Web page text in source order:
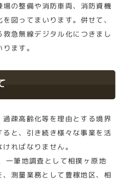
の整備や消防車両、消防資機
図ってまいります。併せて、
急無線デジタル化につきまし
ます。
疎高齢化等を理由とする境界
と、引き続き様々な事業を活
ればなりません。
一筆地調査として相撲ヶ原地
測量業務として豊稼地区、相